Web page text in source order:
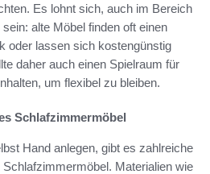
Es lohnt sich, auch im Bereich
alte Möbel finden oft einen
oder lassen sich kostengünstig
daher auch einen Spielraum für
um flexibel zu bleiben.
Schlafzimmermöbel
Hand anlegen, gibt es zahlreiche
Materialien wie